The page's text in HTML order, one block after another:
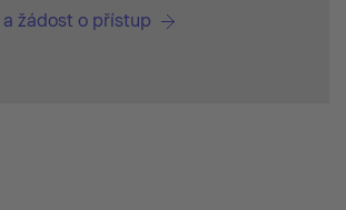
žádost o přístup